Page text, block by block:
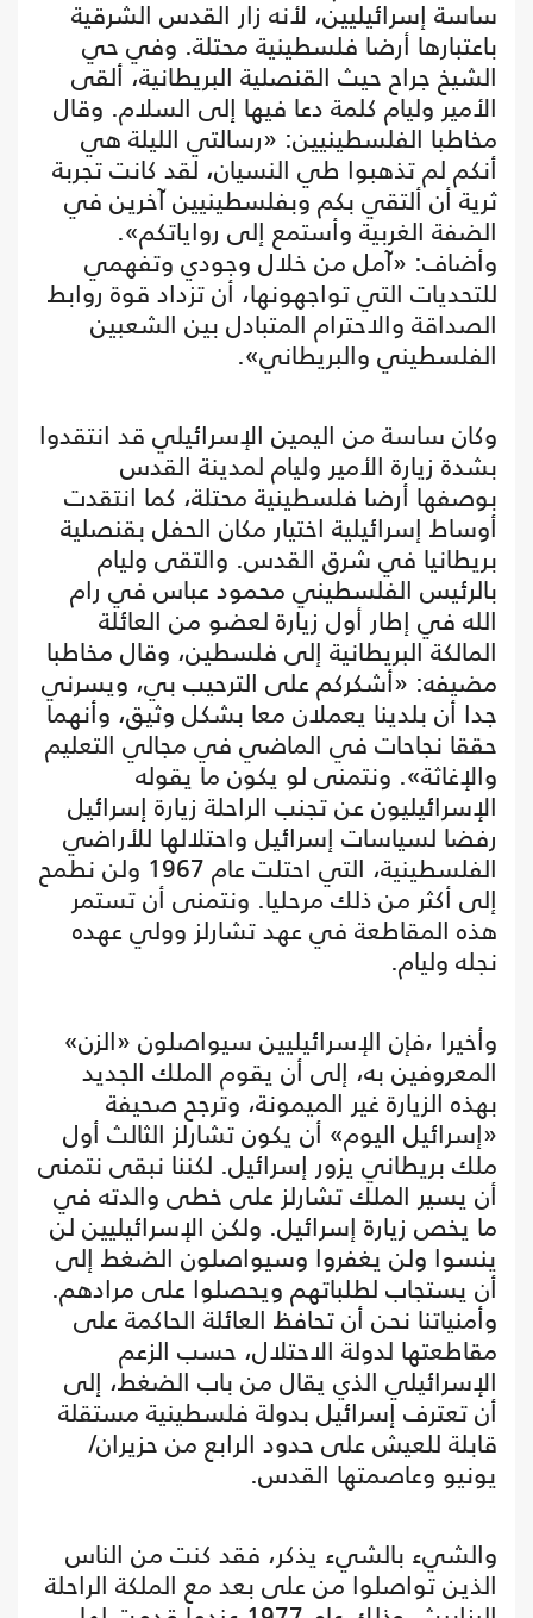
ساسة إسرائيليين، لأنه زار القدس الشرقية
باعتبارها أرضا فلسطينية محتلة. وفي حي
الشيخ جراح حيث القنصلية البريطانية، ألقى
الأمير وليام كلمة دعا فيها إلى السلام. وقال
مخاطبا الفلسطينيين: «رسالتي الليلة هي
أنكم لم تذهبوا طي النسيان، لقد كانت تجربة
ثرية أن ألتقي بكم وبفلسطينيين آخرين في
الضفة الغربية وأستمع إلى رواياتكم».
وأضاف: «آمل من خلال وجودي وتفهمي
للتحديات التي تواجهونها، أن تزداد قوة روابط
الصداقة والاحترام المتبادل بين الشعبين
الفلسطيني والبريطاني».
وكان ساسة من اليمين الإسرائيلي قد انتقدوا
بشدة زيارة الأمير وليام لمدينة القدس
بوصفها أرضا فلسطينية محتلة، كما انتقدت
أوساط إسرائيلية اختيار مكان الحفل بقنصلية
بريطانيا في شرق القدس. والتقى وليام
بالرئيس الفلسطيني محمود عباس في رام
الله في إطار أول زيارة لعضو من العائلة
المالكة البريطانية إلى فلسطين، وقال مخاطبا
مضيفه: «أشكركم على الترحيب بي، ويسرني
جدا أن بلدينا يعملان معا بشكل وثيق، وأنهما
حققا نجاحات في الماضي في مجالي التعليم
والإغاثة». ونتمنى لو يكون ما يقوله
الإسرائيليون عن تجنب الراحلة زيارة إسرائيل
رفضا لسياسات إسرائيل واحتلالها للأراضي
الفلسطينية، التي احتلت عام 1967 ولن نطمح
إلى أكثر من ذلك مرحليا. ونتمنى أن تستمر
هذه المقاطعة في عهد تشارلز وولي عهده
نجله وليام.
وأخيرا ،فإن الإسرائيليين سيواصلون «الزن»
المعروفين به، إلى أن يقوم الملك الجديد
بهذه الزيارة غير الميمونة، وترجح صحيفة
«إسرائيل اليوم» أن يكون تشارلز الثالث أول
ملك بريطاني يزور إسرائيل. لكننا نبقى نتمنى
أن يسير الملك تشارلز على خطى والدته في
ما يخص زيارة إسرائيل. ولكن الإسرائيليين لن
ينسوا ولن يغفروا وسيواصلون الضغط إلى
أن يستجاب لطلباتهم ويحصلوا على مرادهم.
وأمنياتنا نحن أن تحافظ العائلة الحاكمة على
مقاطعتها لدولة الاحتلال، حسب الزعم
الإسرائيلي الذي يقال من باب الضغط، إلى
أن تعترف إسرائيل بدولة فلسطينية مستقلة
قابلة للعيش على حدود الرابع من حزيران/
يونيو وعاصمتها القدس.
والشيء بالشيء يذكر، فقد كنت من الناس
الذين تواصلوا من على بعد مع الملكة الراحلة